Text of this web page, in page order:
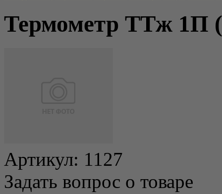
Термометр ТТж 1П
Артикул: 1127
Задать вопрос о товаре